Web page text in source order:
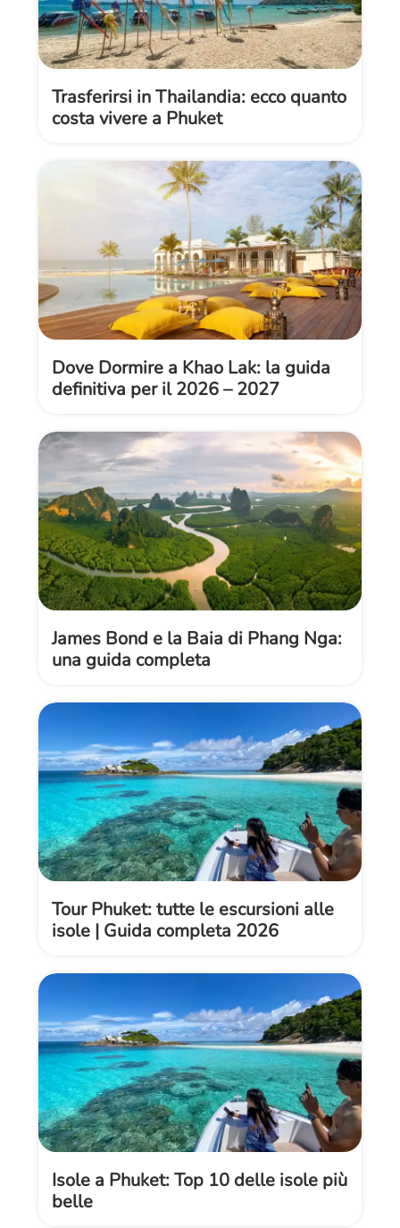
Trasferirsi in Thailandia: ecco quanto
costa vivere a Phuket
Dove Dormire a Khao Lak: la guida
definitiva per il 2026 – 2027
James Bond e la Baia di Phang Nga:
una guida completa
Tour Phuket: tutte le escursioni alle
isole | Guida completa 2026
Isole a Phuket: Top 10 delle isole più
belle